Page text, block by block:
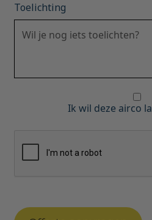
Toelichting
Ik wil deze airco